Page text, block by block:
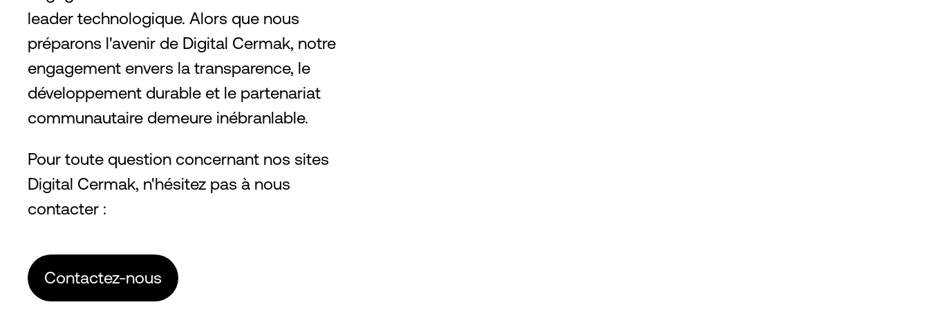
leader technologique. Alors que nous
préparons l'avenir de Digital Cermak, notre
engagement envers la transparence, le
développement durable et le partenariat
communautaire demeure inébranlable.
Pour toute question concernant nos sites
Digital Cermak, n'hésitez pas à nous
contacter :
Contactez-nous